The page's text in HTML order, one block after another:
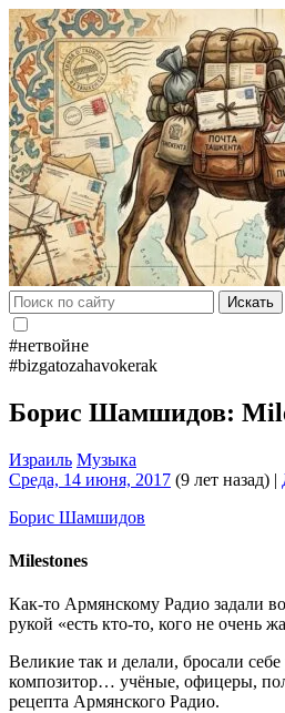
Искать
#нетвойне
#bizgatozahavokerak
Борис Шамшидов:
Израиль Музыка
Среда, 14 июня, 2017 (9 лет назад) |
Борис Шамшидов
Milestones
Как-то Армянскому Радио задали
рукой «есть кто-то, кого не очень
Великие так и делали, бросали
композитор… учёные, офицеры,
рецепта Армянского Радио.